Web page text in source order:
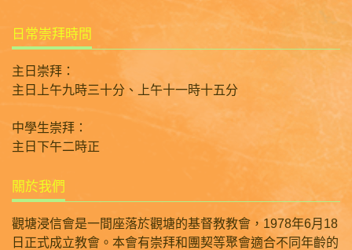
日常崇拜時間
主日崇拜：
主日上午九時三十分、上午十一時十五分
中學生崇拜：
主日下午二時正
關於我們
觀塘浸信會是一間座落於觀塘的基督教教會，1978年6月18
日正式成立教會。本會有崇拜和團契等聚會適合不同年齡的